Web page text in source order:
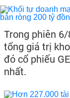
Trong phiên
tổng giá trị
đó cổ phiếu
nhất.